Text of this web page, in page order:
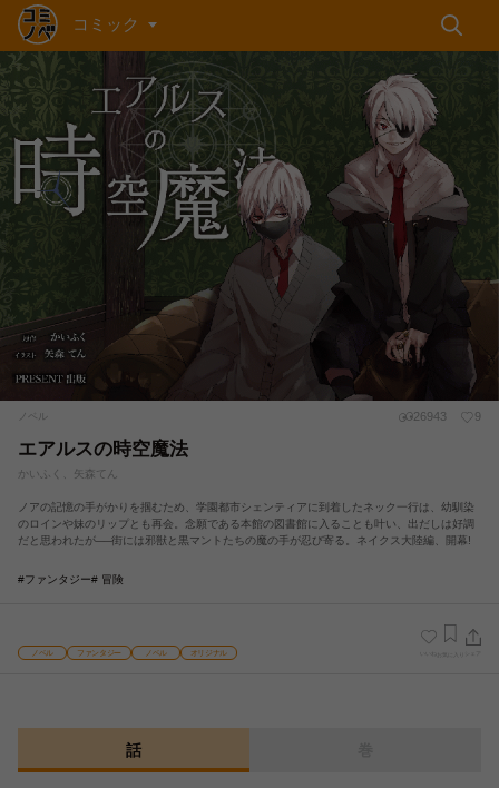
コミック
ノベル 26943 9
エアルスの時空魔法
かいふく、矢森てん
ノアの記憶の手がかりを掴むため、学園都市シェンティアに到着したネック一行は、幼馴染
のロインや妹のリップとも再会。念願である本館の図書館に入ることも叶い、出だしは好調
だと思われたが──街には邪獣と黒マントたちの魔の手が忍び寄る。ネイクス大陸編、開幕!
#ファンタジー# 冒険
ノベル ファンタジー ノベル オリジナル
話